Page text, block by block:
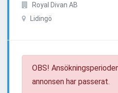
Royal Divan AB
Lidingö
OBS!
annonsen har passerat.